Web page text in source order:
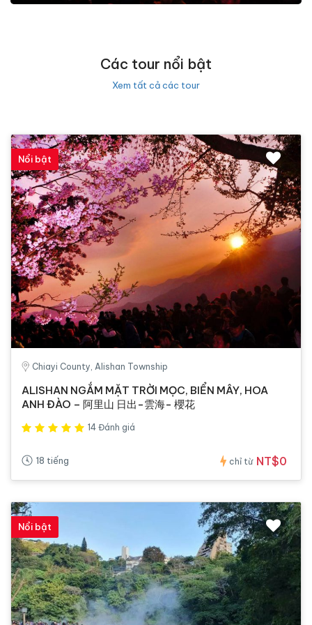
Các tour nổi bật
Xem tất cả các tour
Nổi bật
Chiayi County, Alishan Township
ALISHAN NGẮM MẶT TRỜI MỌC, BIỂN MÂY, HOA
ANH ĐÀO – 阿里山 日出-雲海- 櫻花
14 Đánh giá
18 tiếng chỉ từ NT$0
Nổi bật